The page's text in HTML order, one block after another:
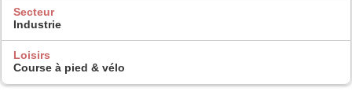
Secteur
Industrie
Loisirs
Course à pied & vélo